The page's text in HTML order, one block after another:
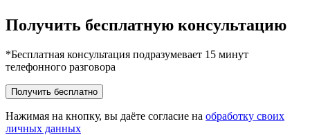
Получить бесплатную консультацию
*Бесплатная консультация подразумевает 15 минут
телефонного разговора
Получить бесплатно
Нажимая на кнопку, вы даёте согласие на обработку своих
личных данных